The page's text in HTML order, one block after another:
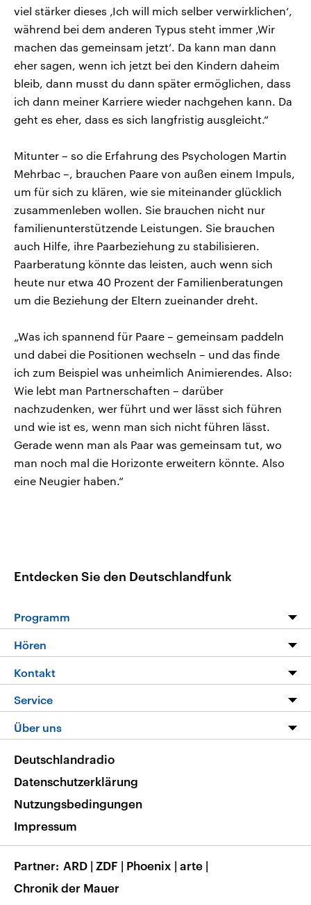
viel stärker dieses ‚Ich will mich selber verwirklichen‘,
während bei dem anderen Typus steht immer ‚Wir
machen das gemeinsam jetzt‘. Da kann man dann
eher sagen, wenn ich jetzt bei den Kindern daheim
bleib, dann musst du dann später ermöglichen, dass
ich dann meiner Karriere wieder nachgehen kann. Da
geht es eher, dass es sich langfristig ausgleicht.“
Mitunter – so die Erfahrung des Psychologen Martin
Mehrbac –, brauchen Paare von außen einem Impuls,
um für sich zu klären, wie sie miteinander glücklich
zusammenleben wollen. Sie brauchen nicht nur
familienunterstützende Leistungen. Sie brauchen
auch Hilfe, ihre Paarbeziehung zu stabilisieren.
Paarberatung könnte das leisten, auch wenn sich
heute nur etwa 40 Prozent der Familienberatungen
um die Beziehung der Eltern zueinander dreht.
„Was ich spannend für Paare – gemeinsam paddeln
und dabei die Positionen wechseln – und das finde
ich zum Beispiel was unheimlich Animierendes. Also:
Wie lebt man Partnerschaften – darüber
nachzudenken, wer führt und wer lässt sich führen
und wie ist es, wenn man sich nicht führen lässt.
Gerade wenn man als Paar was gemeinsam tut, wo
man noch mal die Horizonte erweitern könnte. Also
eine Neugier haben.“
Entdecken Sie den Deutschlandfunk
Programm
Die Nachrichten
Nachrichtenleicht
Neue Beiträge auf dlf.de
Hören
Livestream
Podcasts
Deutschlandfunk App
Nachrichten App
Frequenzen
Kontakt
Hörerservice
Service
FAQ
Veranstaltungen
Musikliste
RSS
Über uns
Barrierefreiheit
Deutschlandradio
Datenschutzerklärung
Nutzungsbedingungen
Impressum
Partner ARD | ZDF | Phoenix | arte |
Chronik der Mauer